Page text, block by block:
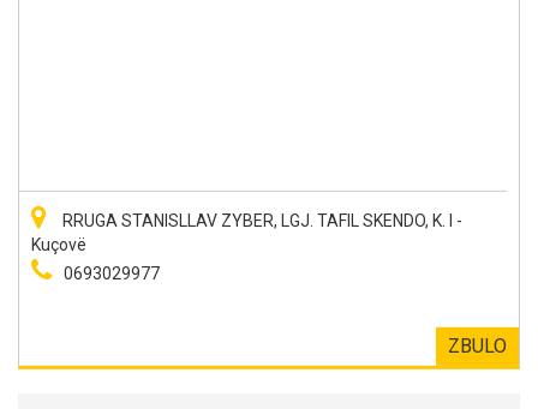
RRUGA STANISLLAV ZYBER, LGJ. TAFIL SKENDO, K. I -
Kuçovë
0693029977
ZBULO